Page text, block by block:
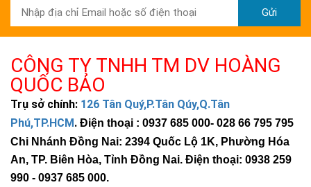
Gửi
CÔNG TY TNHH TM DV HOÀNG
QUỐC BẢO
Trụ sở chính: 126 Tân Quý,P.Tân Qúy,Q.Tân
Phú,TP.HCM. Điện thoại : 0937 685 000- 028 66 795 795
Chi Nhánh Đồng Nai: 2394 Quốc Lộ 1K, Phường Hóa
An, TP. Biên Hòa, Tỉnh Đồng Nai. Điện thoại: 0938 259
990 - 0937 685 000.